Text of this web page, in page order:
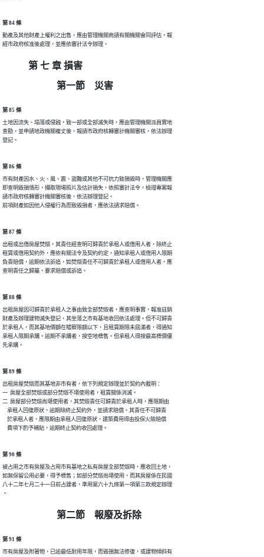
第 84 條
動產及其他財產上權利之出售，應由管理機關商請有關機關會同評估，報
經市政府核准後處理，並應依審計法令辦理。
第 七 章 損害
第一節 災害
第 85 條
土地因流失、塌落或侵蝕，致一部或全部滅失時，應由管理機關派員實地
查勘，並申請地政機關複丈後，報請市政府核轉審計機關審核，依法辦理
登記。
第 86 條
市有財產因水、火、風、震、盜難或其他不可抗力致損毀時，管理機關應
即查明毀損情形，攝取現場照片及估計損失，依照審計法令，檢證專案報
請市政府核轉審計機關審核後，依法辦理登記。
前項財產如因他人侵權行為而致毀損者，應依法請求賠償。
第 87 條
出租或出借房屋焚燬，其責任經查明可歸責於承租人或借用人者，除終止
租賃或借用契約外，應依有關法令及契約約定，通知承租人或借用人限期
負責賠償，逾期依法訴追，如焚燬責任不可歸責於承租人或借用人者，應
查明責任之歸屬，要求賠償或訴追。
第 88 條
出租房屋因可歸責於承租人之事由致全部焚燬者，應查明事實，報准註銷
財產及辦理建物滅失登記，其坐落之市有基地收回依法處理。但不可歸責
於承租人，而其基地價額在稽察限額以下，且租賃期限未屆滿者，得通知
承租人限期承購。逾期不承購者，按空地標售。但承租人得按最高標價優
先承購。
第 89 條
出租房屋焚燬而其基地非市有者，依下列規定辦理並於契約內載明：
一  房屋全部焚燬或部分焚燬不堪使用者，租賃關係消滅。
二  房屋部分焚燬尚堪使用者，其焚燬責任可歸責於承租人時，應限期由
    承租人回復原狀，逾期除終止契約外，並請求賠償。其責任不可歸責
    於承租人者，應限期由承租人回復原狀，建築費用得由投保火險賠償
    費項下酌予補貼，逾期終止契約收回處理。
第 90 條
被占用之市有房屋及占用市有基地之私有房屋全部焚燬時，應收回土地，
如無保留公用必要，得予標售；如部分焚燬尚堪使用，而其房屋係在民國
八十二年七月二十一日前占建者，準用第六十九條第一項第三款規定辦理
。
第二節 報廢及拆除
第 91 條
市有房屋及附著物，已逾最低耐用年限，而毀損無法修復，或建物傾斜有